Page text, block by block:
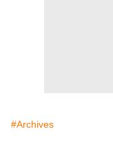
#Archives